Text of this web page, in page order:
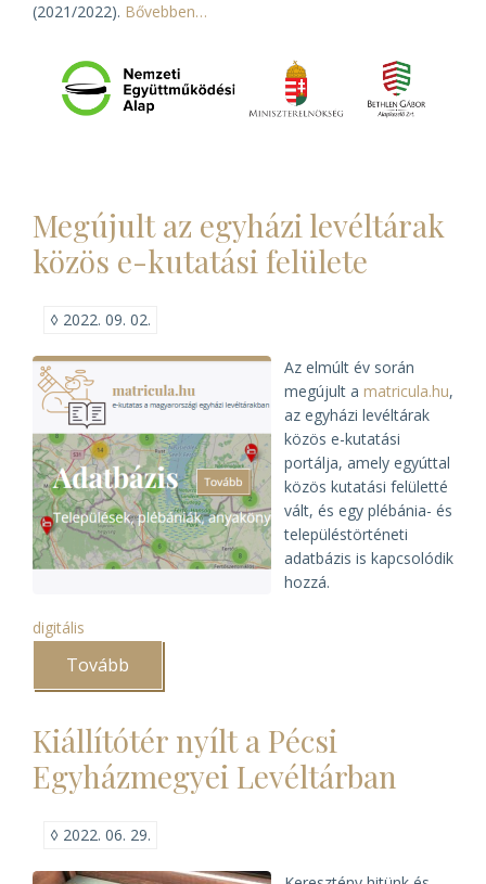
(2021/2022). Bővebben…
Megújult az egyházi levéltárak
közös e-kutatási felülete
◊ 2022. 09. 02.
Az elmúlt év során
megújult a matricula.hu,
az egyházi levéltárak
közös e-kutatási
portálja, amely egyúttal
közös kutatási felületté
vált, és egy plébánia- és
településtörténeti
adatbázis is kapcsolódik
hozzá.
digitális
Tovább
egyházi
közös
e-
kutatási
felülete)
Kiállítótér nyílt a Pécsi
Egyházmegyei Levéltárban
◊ 2022. 06. 29.